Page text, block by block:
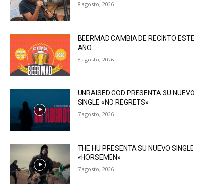
8 agosto, 2026
BEERMAD CAMBIA DE RECINTO ESTE
AÑO
8 agosto, 2026
UNRAISED GOD PRESENTA SU NUEVO
SINGLE «NO REGRETS»
7 agosto, 2026
THE HU PRESENTA SU NUEVO SINGLE
«HORSEMEN»
7 agosto, 2026